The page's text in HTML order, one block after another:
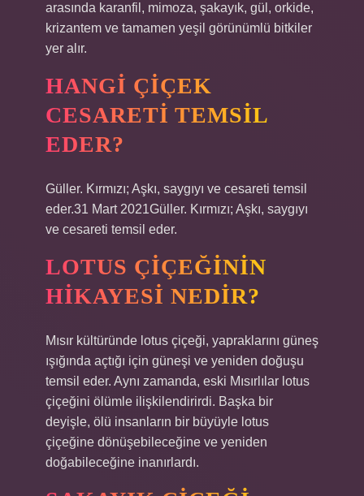
arasında karanfil, mimoza, şakayık, gül, orkide,
krizantem ve tamamen yeşil görünümlü bitkiler
yer alır.
HANGI ÇIÇEK
CESARETI TEMSIL
EDER?
Güller. Kırmızı; Aşkı, saygıyı ve cesareti temsil
eder.31 Mart 2021Güller. Kırmızı; Aşkı, saygıyı
ve cesareti temsil eder.
LOTUS ÇIÇEĞININ
HIKAYESI NEDIR?
Mısır kültüründe lotus çiçeği, yapraklarını güneş
ışığında açtığı için güneşi ve yeniden doğuşu
temsil eder. Aynı zamanda, eski Mısırlılar lotus
çiçeğini ölümle ilişkilendirirdi. Başka bir
deyişle, ölü insanların bir büyüyle lotus
çiçeğine dönüşebileceğine ve yeniden
doğabileceğine inanırlardı.